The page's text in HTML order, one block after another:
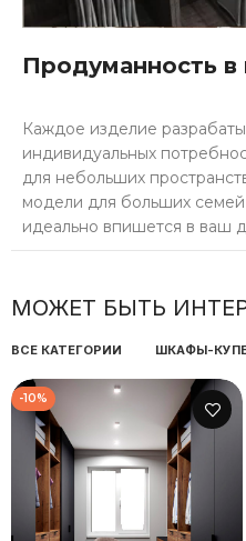
Продуманность
Каждое изделие
индивидуальных
для небольших
модели для больших
идеально впишется в ваш
МОЖЕТ БЫТЬ
ВСЕ КАТЕГОРИИ ШКАФЫ-
-10%